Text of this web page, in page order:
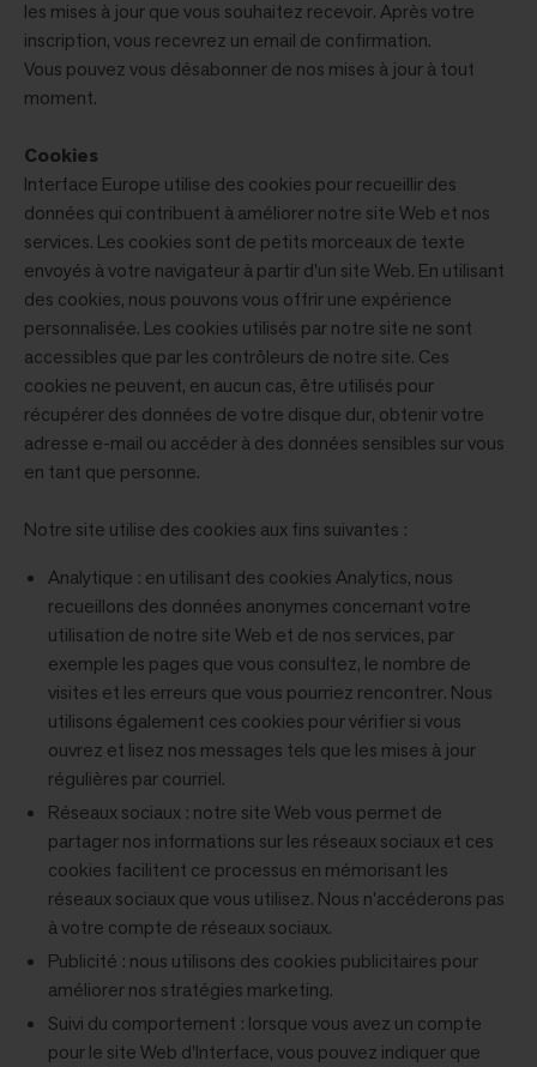
les mises à jour que vous souhaitez recevoir. Après votre
inscription, vous recevrez un email de confirmation.
Vous pouvez vous désabonner de nos mises à jour à tout
moment.
Cookies
Interface Europe utilise des cookies pour recueillir des
données qui contribuent à améliorer notre site Web et nos
services. Les cookies sont de petits morceaux de texte
envoyés à votre navigateur à partir d'un site Web. En utilisant
des cookies, nous pouvons vous offrir une expérience
personnalisée. Les cookies utilisés par notre site ne sont
accessibles que par les contrôleurs de notre site. Ces
cookies ne peuvent, en aucun cas, être utilisés pour
récupérer des données de votre disque dur, obtenir votre
adresse e-mail ou accéder à des données sensibles sur vous
en tant que personne.
Notre site utilise des cookies aux fins suivantes :
Analytique : en utilisant des cookies Analytics, nous
recueillons des données anonymes concernant votre
utilisation de notre site Web et de nos services, par
exemple les pages que vous consultez, le nombre de
visites et les erreurs que vous pourriez rencontrer. Nous
utilisons également ces cookies pour vérifier si vous
ouvrez et lisez nos messages tels que les mises à jour
régulières par courriel.
Réseaux sociaux : notre site Web vous permet de
partager nos informations sur les réseaux sociaux et ces
cookies facilitent ce processus en mémorisant les
réseaux sociaux que vous utilisez. Nous n'accéderons pas
à votre compte de réseaux sociaux.
Publicité : nous utilisons des cookies publicitaires pour
améliorer nos stratégies marketing.
Suivi du comportement : lorsque vous avez un compte
pour le site Web d'Interface, vous pouvez indiquer que